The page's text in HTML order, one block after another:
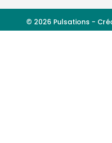
© 2026 Pulsations -